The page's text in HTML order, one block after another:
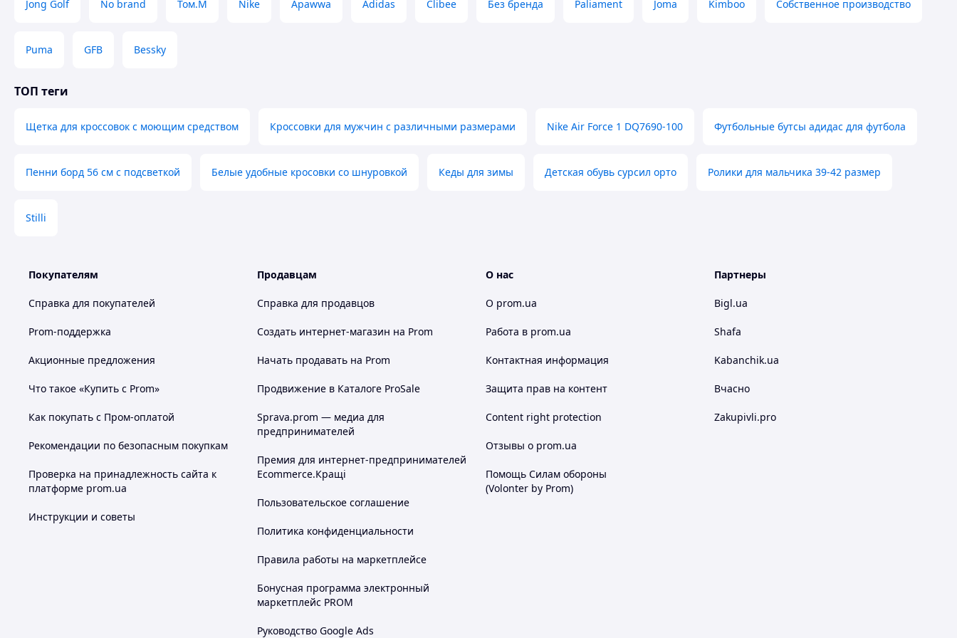
Jong Golf No brand Том.М Nike Apawwa Adidas Clibee Без бренда Paliament Joma Kimboo Собственное производство
Puma GFB Bessky
ТОП теги
Щетка для кроссовок с моющим средством Кроссовки для мужчин с различными размерами Nike Air Force 1 DQ7690-100 Футбольные бутсы адидас для футбола
Пенни борд 56 см с подсветкой Белые удобные кросовки со шнуровкой Кеды для зимы Детская обувь сурсил орто Ролики для мальчика 39-42 размер
Stilli
Покупателям
Справка для покупателей
Prom-поддержка
Акционные предложения
Что такое «Купить с Prom»
Как покупать с Пром-оплатой
Рекомендации по безопасным покупкам
Проверка на принадлежность сайта к
платформе prom.ua
Инструкции и советы
Продавцам
Справка для продавцов
Создать интернет-магазин на Prom
Начать продавать на Prom
Продвижение в Каталоге ProSale
Sprava.prom — медиа для
предпринимателей
Премия для интернет-предпринимателей
Ecommerce.Кращі
Пользовательское соглашение
Политика конфиденциальности
Правила работы на маркетплейсе
Бонусная программа электронный
маркетплейс PROM
Руководство Google Ads
О нас
О prom.ua
Работа в prom.ua
Контактная информация
Защита прав на контент
Content right protection
Отзывы о prom.ua
Помощь Силам обороны
(Volonter by Prom)
Партнеры
Bigl.ua
Shafa
Kabanchik.ua
Вчасно
Zakupivli.pro